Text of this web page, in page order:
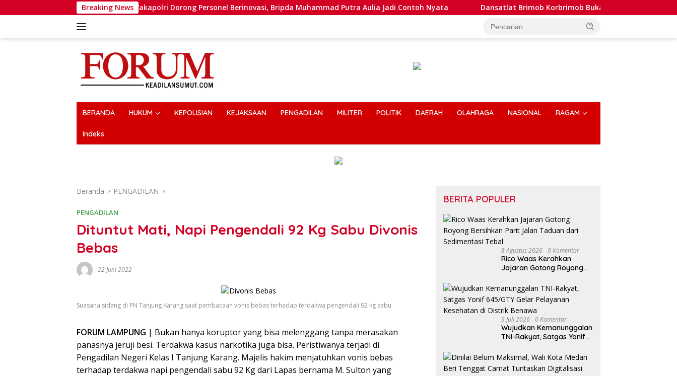
ke
Breaking News
Wakapolri Dorong Personel Berinovasi, Bripda Muhammad Putra Aulia Jadi Contoh Nyata Dansatlat Brimob Korbrimob Buka Pelatihan Wanteror Lanjutan dan
BERANDA HUKUM KEPOLISIAN KEJAKSAAN PENGADILAN MILITER POLITIK DAERAH OLAHRAGA NASIONAL RAGAM
Indeks
Beranda PENGADILAN
PENGADILAN
Dituntut Mati, Napi Pengendali 92 Kg Sabu Divonis
Bebas
22 Juni 2022
Suasana sidang di PN Tanjung Karang saat pembacaan vonis bebas terhadap terdakwa pengendali 92 kg sabu
FORUM LAMPUNG | Bukan hanya koruptor yang bisa melenggang tanpa merasakan
panasnya jeruji besi. Terdakwa kasus narkotika juga bisa. Peristiwanya terjadi di
Pengadilan Negeri Kelas I Tanjung Karang. Majelis hakim menjatuhkan vonis bebas
terhadap terdakwa napi pengendali sabu 92 Kg dari Lapas bernama M. Sulton yang
BERITA POPULER
8 Agustus 2026 0 Komentar
Rico Waas Kerahkan
Jajaran Gotong Royong
Taduan dari Sedimentasi
Tebal
9 Juli 2026 0 Komentar
Wujudkan Kemanunggalan
TNI-Rakyat, Satgas Yonif
Kesehatan di Distrik
Benawa